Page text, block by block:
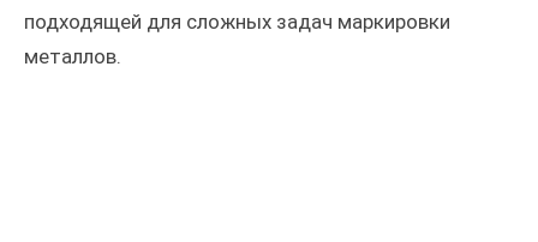
подходящей для сложных задач маркировки
металлов.